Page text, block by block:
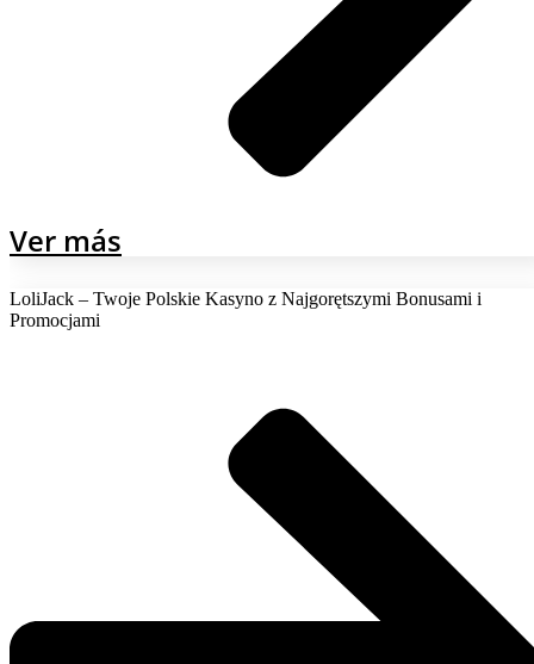
Ver más
LoliJack – Twoje Polskie Kasyno z Najgorętszymi Bonusami i
Promocjami